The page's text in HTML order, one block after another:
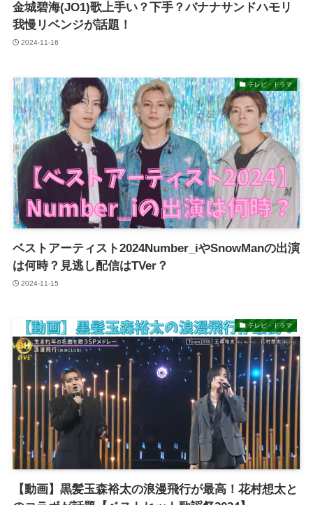
金城碧海(JO1)歌上手い？下手？バナナサンドハモリ
我慢リベンジが話題！
2024-11-16
テレビ・ドラマ
ベストアーティスト2024Number_iやSnowManの出演
は何時？見逃し配信はTVer？
2024-11-15
テレビ・ドラマ
【動画】黒髪玉森裕太の浪漫飛行が最高！花村想太と